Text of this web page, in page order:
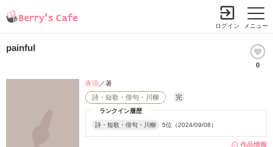
メニュー
ログイン
painful
0
作品情報
ランクイン履歴
詩・短歌・俳句・川柳 5位（2024/09/08）
詩・短歌・俳句・川柳 完
夜琉 ／著